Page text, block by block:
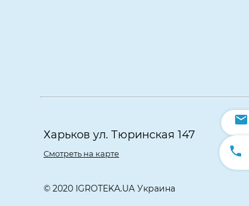
Харьков ул. Тюринская 147
Смотреть на карте
© 2020 IGROTEKA.UA Украина